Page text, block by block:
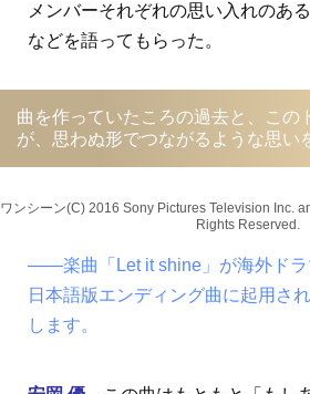
メンバーそれぞれの思い入れのあ
などを語ってもらった。
曲を作っていたころの過去と、この
が、思わぬ形でつながるような思い
ワンシーン(C) 2016 Sony Pictures Television Inc.
Rights Reserved.
――楽曲「Let it shine」が海外ドラ
日本語版エンディング曲に起用さ
します。